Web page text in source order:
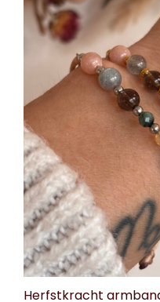
Herfstkracht